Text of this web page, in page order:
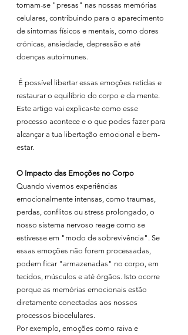
tornam-se "presas" nas nossas memórias
celulares, contribuindo para o aparecimento
de sintomas físicos e mentais, como dores
crónicas, ansiedade, depressão e até
doenças autoimunes.
restaurar o equilíbrio do corpo e da mente.
Este artigo vai explicar-te como esse
processo acontece e o que podes fazer para
alcançar a tua libertação emocional e bem-
estar.
O Impacto das Emoções no Corpo
Quando vivemos experiências
emocionalmente intensas, como traumas,
perdas, conflitos ou stress prolongado, o
nosso sistema nervoso reage como se
estivesse em "modo de sobrevivência". Se
essas emoções não forem processadas,
podem ficar "armazenadas" no corpo, em
tecidos, músculos e até órgãos. Isto ocorre
porque as memórias emocionais estão
diretamente conectadas aos nossos
processos biocelulares.
Por exemplo, emoções como raiva e